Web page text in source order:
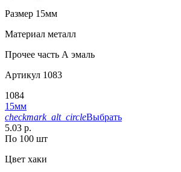
Размер 15мм
Материал металл
Прочее часть А эмаль
Артикул 1083
1084
15мм
checkmark_alt_circleВыбрать
5.03 р.
По 100 шт
Цвет хаки